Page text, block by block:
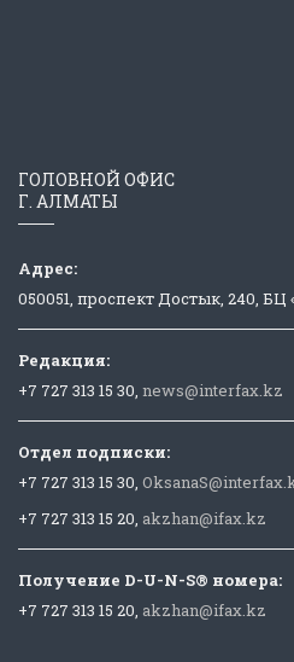
ГОЛОВНОЙ ОФИС
Г. АЛМАТЫ
Адрес:
050051, проспект Достык, 240, БЦ
Редакция:
+7 727 313 15 30, news@interfax.kz
Отдел подписки:
+7 727 313 15 30,
+7 727 313 15 20, akzhan@ifax.kz
Получение D-U-N-S® номера:
+7 727 313 15 20, akzhan@ifax.kz